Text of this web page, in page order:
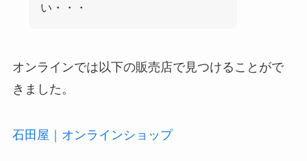
い・・・
オンラインでは以下の販売店で見つけることがで
きました。
石田屋｜オンラインショップ